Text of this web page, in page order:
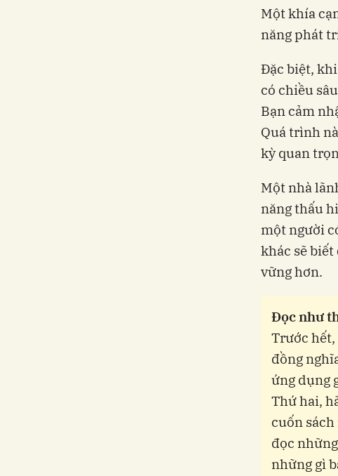
Một khía
năng phát
Đặc biệt,
có chiều
Bạn cảm
Quá trình
kỳ quan
Một nhà
năng thấu
một người
khác sẽ
vững hơn.
Đọc như
Trước
đồng
ứng dụng
Thứ hai,
cuốn
đọc
những gì